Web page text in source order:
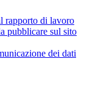
rapporto di lavoro
pubblicare sul sito
dei dati